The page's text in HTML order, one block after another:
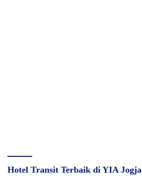
Hotel Transit Terbaik di YIA Jogja